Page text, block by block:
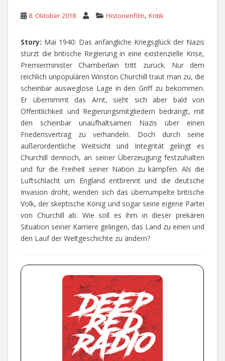
8. Oktober 2018 Historienfilm, Kritik
Story: Mai 1940: Das anfängliche Kriegsglück der Nazis
stürzt die britische Regierung in eine existenzielle Krise,
Premierminister Chamberlain tritt zurück. Nur dem
reichlich unpopulären Winston Churchill traut man zu, die
scheinbar ausweglose Lage in den Griff zu bekommen.
Er übernimmt das Amt, sieht sich aber bald von
Öffentlichkeit und Regierungsmitgliedern bedrängt, mit
den scheinbar unaufhaltsamen Nazis über einen
Friedensvertrag zu verhandeln. Doch durch seine
außerordentliche Weitsicht und Integrität gelingt es
Churchill dennoch, an seiner Überzeugung festzuhalten
und für die Freiheit seiner Nation zu kämpfen. Als die
Luftschlacht um England entbrennt und die deutsche
Invasion droht, wenden sich das überrumpelte britische
Volk, der skeptische König und sogar seine eigene Partei
von Churchill ab. Wie soll es ihm in dieser prekären
Situation seiner Karriere gelingen, das Land zu einen und
den Lauf der Weltgeschichte zu ändern?